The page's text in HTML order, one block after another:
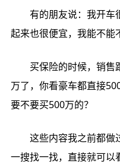
有的朋友说：我开车
起来也很便宜，我能不能
买保险的时候，销售
万了，你看豪车都直接
要不要买500万的？
这些内容我之前都做
一搜找一找，直接就可以